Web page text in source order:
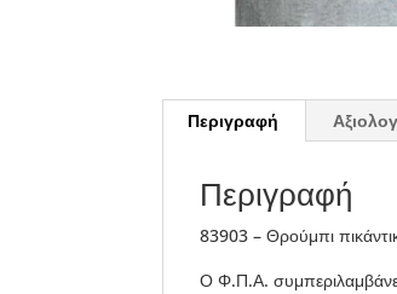
Περιγραφή
Περιγραφή
83903 – Θρούμπι
Ο Φ.Π.Α.